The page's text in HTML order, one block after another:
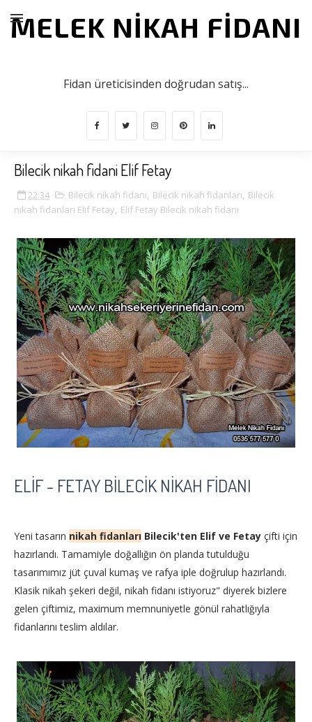
MELEK NIKAH FIDANI
Fidan üreticisinden doğrudan satış...
Bilecik nikah fidani Elif Fetay
22:34 Bilecik nikah fidanı, Bilecik nikah fidanları, Bilecik
nikah fidanları Elif Fetay, Elif Fetay Bilecik nikah fidanı
ELIF - FETAY BILECIK NIKAH FIDANI
Yeni tasarın nikah fidanları Bilecik'ten Elif ve Fetay çifti için
hazırlandı. Tamamiyle doğallığın ön planda tutulduğu
tasarımımız jüt çuval kumaş ve rafya iple doğrulup hazırlandı.
Klasik nikah şekeri değil, nikah fidanı istiyoruz" diyerek bizlere
gelen çiftimiz, maximum memnuniyetle gönül rahatlığıyla
fidanlarını teslim aldılar.